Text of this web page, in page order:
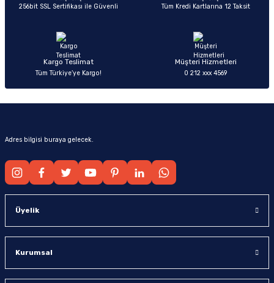
Ürün fiyatı diğer sitelerden daha pahalı.
256bit SSL Sertifikası ile Güvenli Tüm Kredi Kartlarına 12 Taksit
Kargo Teslimat
Tüm Türkiye’ye Kargo!
Müşteri Hizmetleri
0 212 xxx 4569
Adres bilgisi buraya gelecek.
Üyelik
Kurumsal